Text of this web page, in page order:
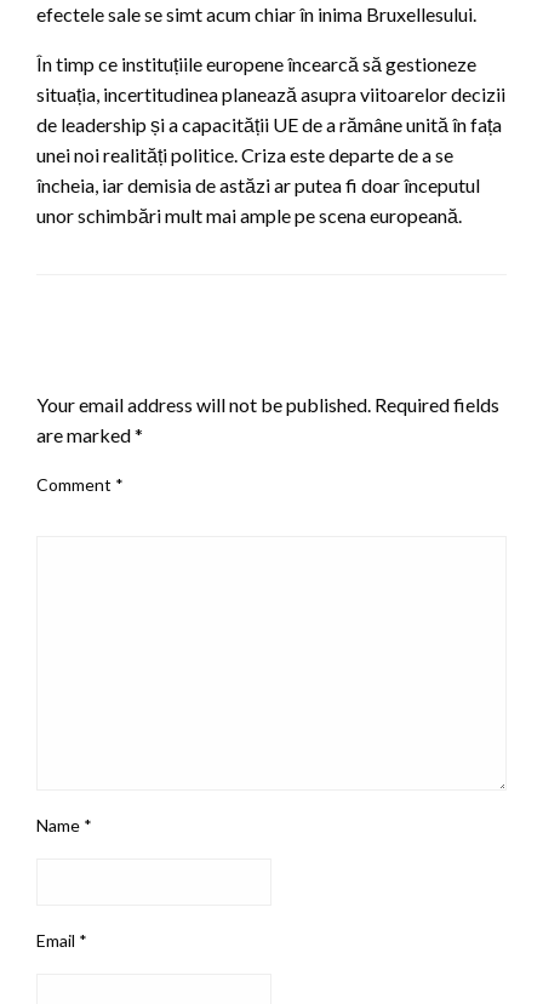
efectele sale se simt acum chiar în inima Bruxellesului.
În timp ce instituțiile europene încearcă să gestioneze
situația, incertitudinea planează asupra viitoarelor decizii
de leadership și a capacității UE de a rămâne unită în fața
unei noi realități politice. Criza este departe de a se
încheia, iar demisia de astăzi ar putea fi doar începutul
unor schimbări mult mai ample pe scena europeană.
Your email address will not be published. Required fields
are marked*
Comment *
Name *
Email *